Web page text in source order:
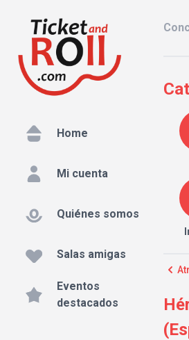
Home
Mi cuenta
Quiénes somos
Salas amigas
Eventos
destacados